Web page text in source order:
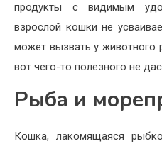
продукты с видимым
взрослой кошки не
может вызвать у животного
вот чего-то полезного не
Рыба и
Кошка, лакомящаяся